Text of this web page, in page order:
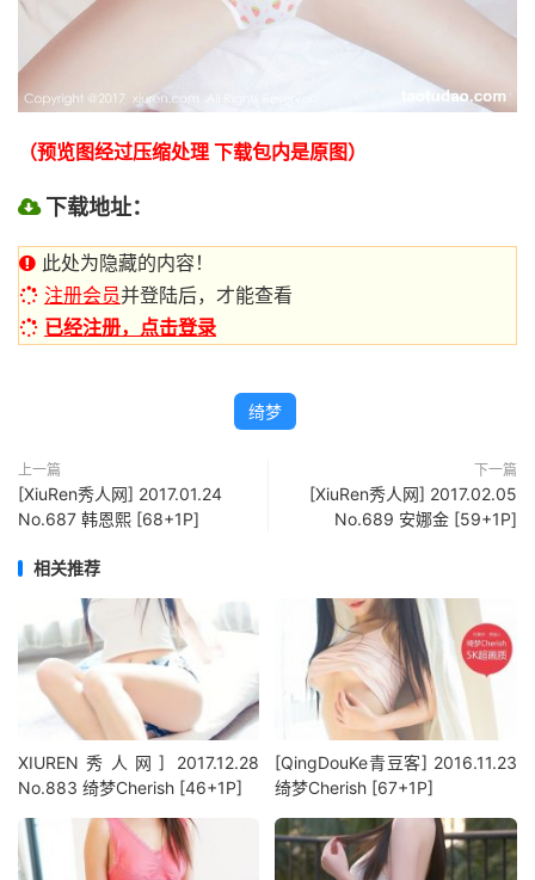
（预览图经过压缩处理 下载包内是原图）
下载地址：
此处为隐藏的内容！
注册会员并登陆后，才能查看
已经注册，点击登录
绮梦
上一篇
[XiuRen秀人网] 2017.01.24
No.687 韩恩熙 [68+1P]
下一篇
[XiuRen秀人网] 2017.02.05
No.689 安娜金 [59+1P]
相关推荐
XIUREN秀人网] 2017.12.28
No.883 绮梦Cherish [46+1P]
[QingDouKe青豆客] 2016.11.23
绮梦Cherish [67+1P]